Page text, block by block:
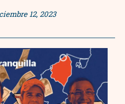
12, 2023